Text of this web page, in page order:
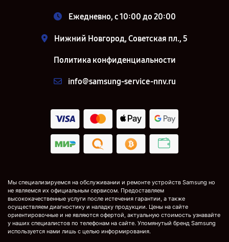
Ежедневно, с 10:00 до 20:00
Нижний Новгород, Советская пл., 5
Политика конфиденциальности
info@samsung-service-nnv.ru
Мы специализируемся на обслуживании и ремонте устройств Samsung но
не являемся их официальным сервисом. Предоставляем
высококачественные услуги после истечения гарантии, а также
осуществляем диагностику и наладку продукции. Цены на сайте
ориентировочные и не являются офертой, актуальную стоимость узнавайте
у наших специалистов по телефонам на сайте. Упомянутый бренд Samsung
используется нами лишь с целью информирования.